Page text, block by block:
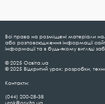
Всі права на розміщені матеріали
або розповсюдження інформації
інформації та в будь-якому вигляді
© 2025 Освіта.ua
© 2025 Відкритий урок: розробки,
Контакти:
(044) 200-28-38
urok@osvita.ua